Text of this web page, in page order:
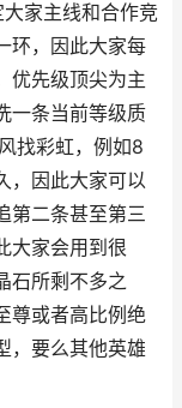
家主线和合作竞
环，因此大家每
优先级顶尖为主
一条当前等级质
找彩虹，例如8
，因此大家可以
第二条甚至第三
大家会用到很
石所剩不多之
尊或者高比例绝
，要么其他英雄